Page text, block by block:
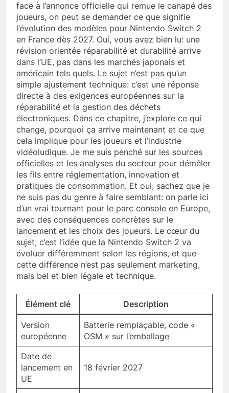
face à l’annonce officielle qui remue le canapé des
joueurs, on peut se demander ce que signifie
l’évolution des modèles pour Nintendo Switch 2
en France dès 2027. Oui, vous avez bien lu: une
révision orientée réparabilité et durabilité arrive
dans l’UE, pas dans les marchés japonais et
américain tels quels. Le sujet n’est pas qu’un
simple ajustement technique: c’est une réponse
directe à des exigences européennes sur la
réparabilité et la gestion des déchets
électroniques. Dans ce chapitre, j’explore ce qui
change, pourquoi ça arrive maintenant et ce que
cela implique pour les joueurs et l’industrie
vidéoludique. Je me suis penché sur les sources
officielles et les analyses du secteur pour démêler
les fils entre réglementation, innovation et
pratiques de consommation. Et oui, sachez que je
ne suis pas du genre à faire semblant: on parle ici
d’un vrai tournant pour le parc console en Europe,
avec des conséquences concrètes sur le
lancement et les choix des joueurs. Le cœur du
sujet, c’est l’idée que la Nintendo Switch 2 va
évoluer différemment selon les régions, et que
cette différence n’est pas seulement marketing,
mais bel et bien légale et technique.
Élément clé Description
Version
européenne
Batterie remplaçable, code «
OSM » sur l’emballage
Date de
lancement en
UE
18 février 2027